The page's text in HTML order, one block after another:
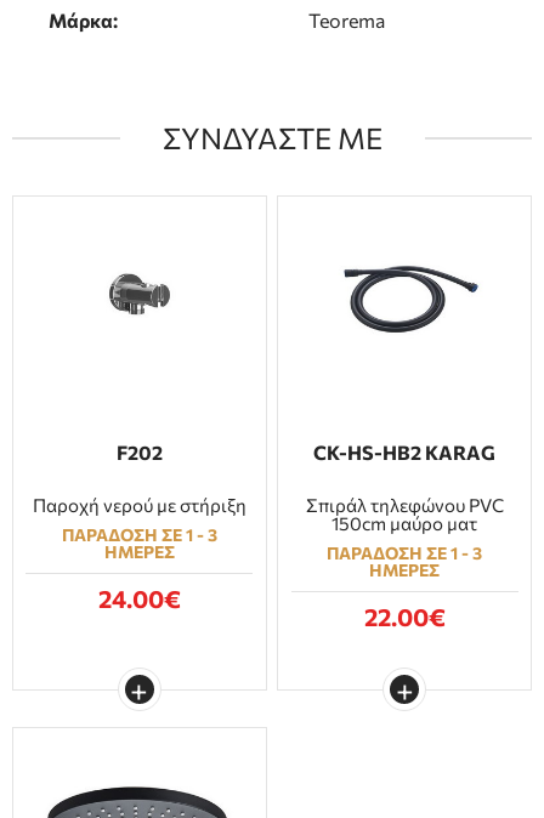
Μάρκα: Teorema
ΣΥΝΔΥΑΣΤΕ ΜΕ
F202
Παροχή νερού με στήριξη
ΠΑΡΑΔΟΣΗ ΣΕ 1 - 3
ΗΜΕΡΕΣ
24.00€
CK-HS-HB2 KARAG
Σπιράλ τηλεφώνου PVC
150cm μαύρο ματ
ΠΑΡΑΔΟΣΗ ΣΕ 1 - 3
ΗΜΕΡΕΣ
22.00€